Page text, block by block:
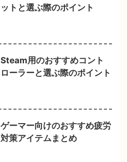
ットと選ぶ際のポイント
Steam用のおすすめコント
ローラーと選ぶ際のポイント
ゲーマー向けのおすすめ疲労
対策アイテムまとめ